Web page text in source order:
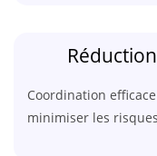
Coordination
minimiser les